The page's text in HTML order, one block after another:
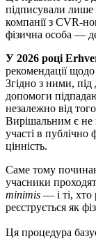
підписували лише
компанії з CVR-
фізична особа —
У 2026 році
рекомендації
Згідно з ними,
допомоги
незалежно від
Вирішальним є не
участі в публічно
цінність.
Саме тому
учасники
minimis — і ті, хто
реєструється як
Ця процедура